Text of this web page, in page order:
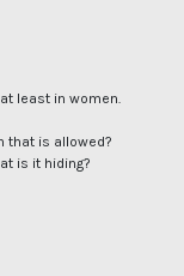
least in women.
that is allowed?
is it hiding?